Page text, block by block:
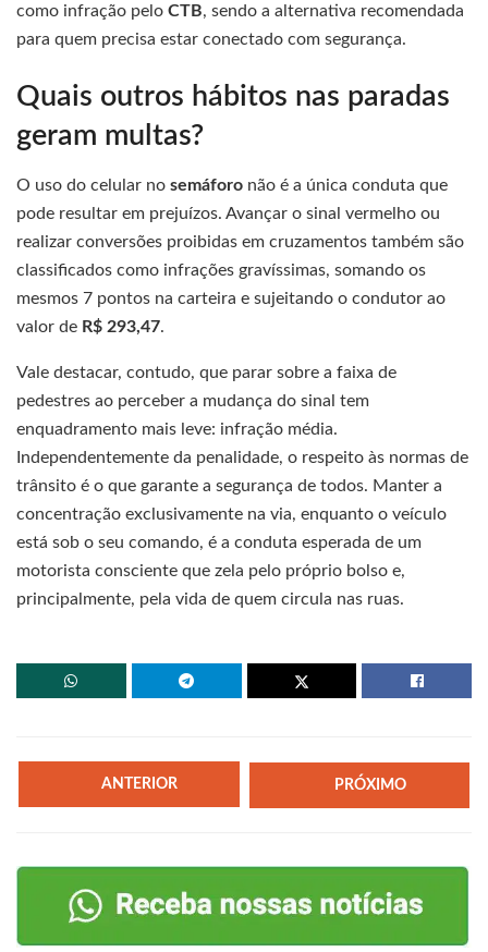
como infração pelo CTB, sendo a alternativa recomendada
para quem precisa estar conectado com segurança.
Quais outros hábitos nas paradas
geram multas?
O uso do celular no semáforo não é a única conduta que
pode resultar em prejuízos. Avançar o sinal vermelho ou
realizar conversões proibidas em cruzamentos também são
classificados como infrações gravíssimas, somando os
mesmos 7 pontos na carteira e sujeitando o condutor ao
valor de R$ 293,47.
Vale destacar, contudo, que parar sobre a faixa de
pedestres ao perceber a mudança do sinal tem
enquadramento mais leve: infração média.
Independentemente da penalidade, o respeito às normas de
trânsito é o que garante a segurança de todos. Manter a
concentração exclusivamente na via, enquanto o veículo
está sob o seu comando, é a conduta esperada de um
motorista consciente que zela pelo próprio bolso e,
principalmente, pela vida de quem circula nas ruas.
ANTERIOR PRÓXIMO